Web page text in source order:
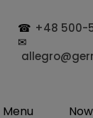
☎ +48 500-
✉
Menu